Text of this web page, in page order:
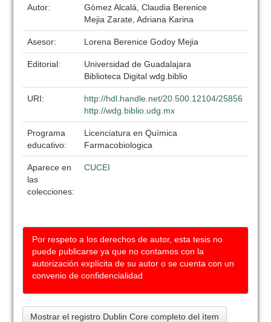
Autor:
Gómez Alcalá, Claudia Berenice
Mejia Zarate, Adriana Karina
Asesor: Lorena Berenice Godoy Mejia
Editorial:
Universidad de Guadalajara
Biblioteca Digital wdg.biblio
URI:
http://hdl.handle.net/20.500.12104/25856
http://wdg.biblio.udg.mx
Programa
educativo:
Licenciatura en Química
Farmacobiologica
Aparece en
las
colecciones:
CUCEI
Por respeto a los derechos de autor, esta tesis no
puede publicarse ya que no contamos con la
autorización explícita de su autor o se cuenta con un
convenio de confidencialidad
Mostrar el registro Dublin Core completo del ítem